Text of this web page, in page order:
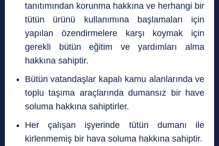
tanıtımından korunma hakkına ve herhangi bir
tütün ürünü kullanımına başlamaları için
yapılan özendirmelere karşı koymak için
gerekli bütün eğitim ve yardımları alma
hakkına sahiptir.
Bütün vatandaşlar kapalı kamu alanlarında ve
toplu taşıma araçlarında dumansız bir have
soluma hakkına sahiptirler.
Her çalışan işyerinde tütün dumanı ile
kirlenmemiş bir hava soluma hakkına sahiptir.